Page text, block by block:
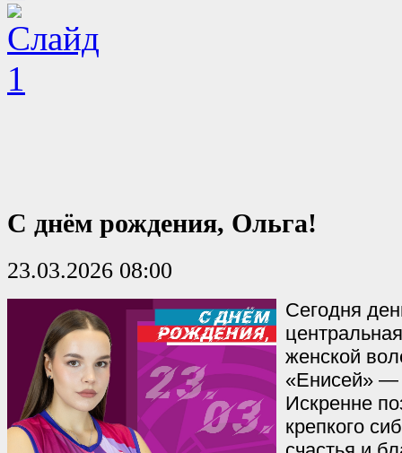
С днём рождения, Ольга!
23.03.2026 08:00
Сегодня
женской
«Енисей»
Искренне
крепкого